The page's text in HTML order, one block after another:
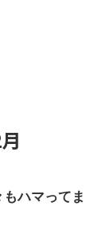
ハマってま